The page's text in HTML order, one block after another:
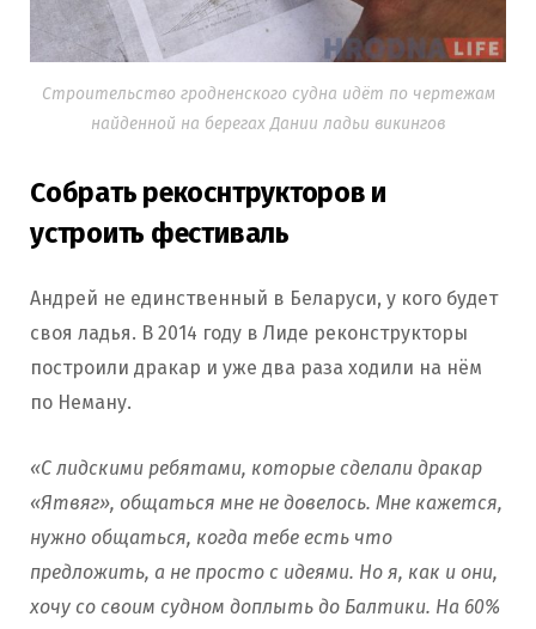
Строительство гродненского судна идёт по чертежам
найденной на берегах Дании ладьи викингов
Собрать рекоснтрукторов и
устроить фестиваль
Андрей не единственный в Беларуси, у кого будет
своя ладья. В 2014 году в Лиде реконструкторы
построили дракар и уже два раза ходили на нём
по Неману.
«С лидскими ребятами, которые сделали дракар
«Ятвяг», общаться мне не довелось. Мне кажется,
нужно общаться, когда тебе есть что
предложить, а не просто с идеями. Но я, как и они,
хочу со своим судном доплыть до Балтики. На 60%